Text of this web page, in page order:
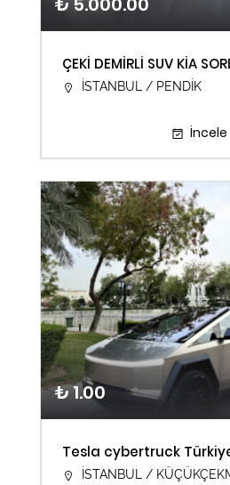
ÇEKİ DEMİRLİ SUV KİA
İSTANBUL / PENDİK
İncele
₺ 1.00
Tesla cybertruck
İSTANBUL /